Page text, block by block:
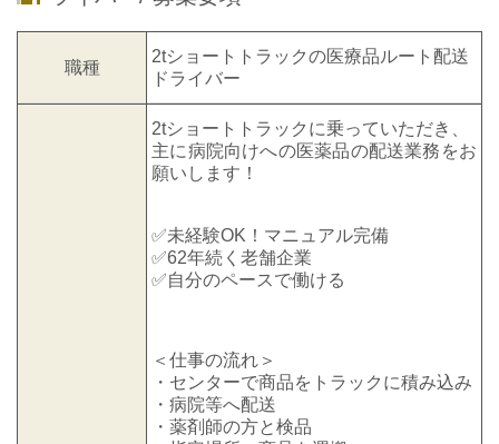
職種
2tショートトラックの医療品ルート配送
ドライバー
2tショートトラックに乗っていただき、
主に病院向けへの医薬品の配送業務をお
願いします！
✅未経験OK！マニュアル完備
✅62年続く老舗企業
✅自分のペースで働ける
＜仕事の流れ＞
・センターで商品をトラックに積み込み
・病院等へ配送
・薬剤師の方と検品